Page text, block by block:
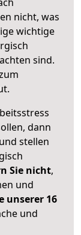
nicht, was
wichtige
sind.
dann
stellen
Sie nicht,
und
unserer 16
und